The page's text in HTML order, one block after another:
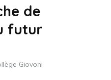
de
futur
Giovoni